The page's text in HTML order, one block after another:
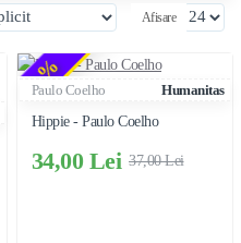
Afisare
-8 %
Paulo Coelho
Humanitas
Hippie - Paulo Coelho
34,00 Lei 37,00 Lei